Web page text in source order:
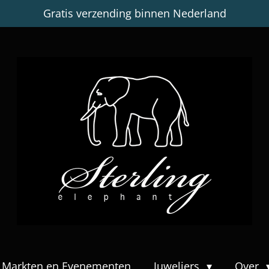
Gratis verzending binnen Nederland
Markten en Evenementen Juweliers Over